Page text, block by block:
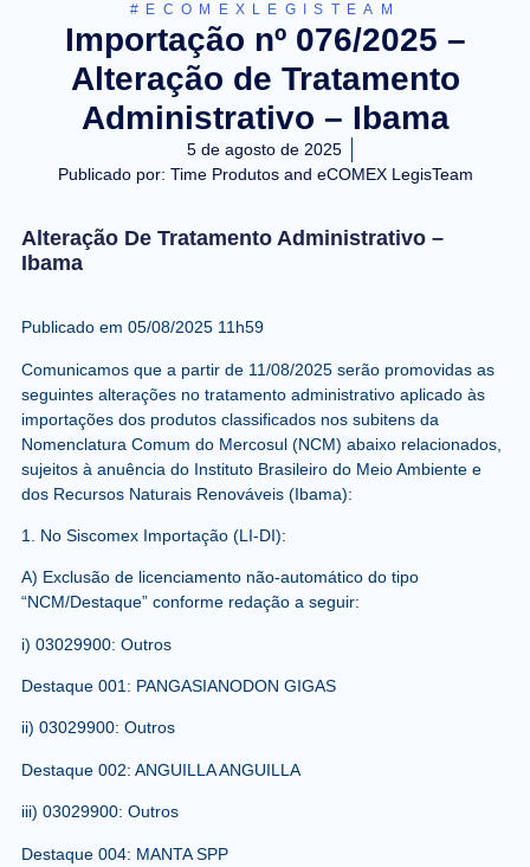
#ECOMEXLEGISTEAM
Importação nº 076/2025 –
Alteração de Tratamento
Administrativo – Ibama
5 de agosto de 2025
Publicado por: Time Produtos and eCOMEX LegisTeam
Alteração De Tratamento Administrativo –
Ibama
Publicado em 05/08/2025 11h59
Comunicamos que a partir de 11/08/2025 serão promovidas as
seguintes alterações no tratamento administrativo aplicado às
importações dos produtos classificados nos subitens da
Nomenclatura Comum do Mercosul (NCM) abaixo relacionados,
sujeitos à anuência do Instituto Brasileiro do Meio Ambiente e
dos Recursos Naturais Renováveis (Ibama):
1. No Siscomex Importação (LI-DI):
A) Exclusão de licenciamento não-automático do tipo
“NCM/Destaque” conforme redação a seguir:
i) 03029900: Outros
Destaque 001: PANGASIANODON GIGAS
ii) 03029900: Outros
Destaque 002: ANGUILLA ANGUILLA
iii) 03029900: Outros
Destaque 004: MANTA SPP